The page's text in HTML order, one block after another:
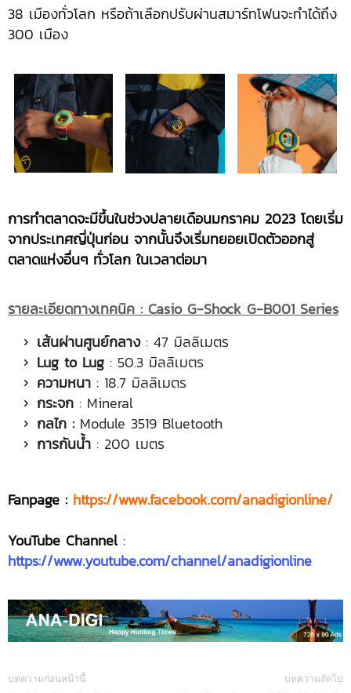
38 เมืองทั่วโลก หรือถ้าเลือกปรับผ่านสมาร์ทโฟนจะทำได้ถึง
300 เมือง
การทำตลาดจะมีขึ้นในช่วงปลายเดือนมกราคม 2023 โดยเริ่ม
จากประเทศญี่ปุ่นก่อน จากนั้นจึงเริ่มทยอยเปิดตัวออกสู่
ตลาดแห่งอื่นๆ ทั่วโลก ในเวลาต่อมา
รายละเอียดทางเทคนิค : Casio G-Shock G-B001 Series
เส้นผ่านศูนย์กลาง: 47 มิลลิเมตร
Lug to Lug : 50.3 มิลลิเมตร
ความหนา : 18.7 มิลลิเมตร
กระจก : Mineral
กลไก : Module 3519 Bluetooth
การกันน้ำ : 200 เมตร
Fanpage : https://www.facebook.com/anadigionline/
YouTube Channel :
https://www.youtube.com/channel/anadigionline
บทความก่อนหน้านี้ บทความถัดไป